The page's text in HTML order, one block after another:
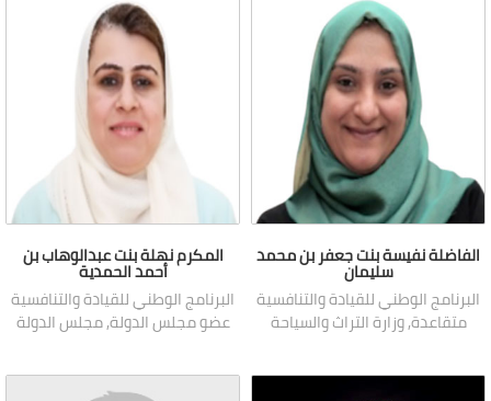
الفاضلة نفيسة بنت جعفر بن محمد
سليمان
البرنامج الوطني للقيادة والتنافسية
متقاعدة, وزارة التراث والسياحة
المكرم نهلة بنت عبدالوهاب بن
أحمد الحمدية
البرنامج الوطني للقيادة والتنافسية
عضو مجلس الدولة, مجلس الدولة